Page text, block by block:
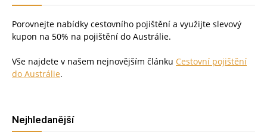
Porovnejte nabídky cestovního pojištění a využijte slevový
kupon na 50% na pojištění do Austrálie.
Vše najdete v našem nejnovějším článku Cestovní pojištění
do Austrálie.
Nejhledanější